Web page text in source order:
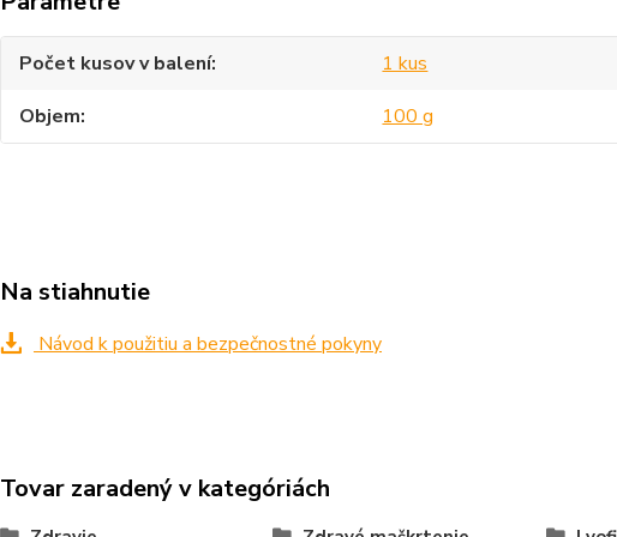
Počet kusov v balení
1 kus
Objem
100 g
Na stiahnutie
Návod k použitiu a bezpečnostné pokyny
Tovar zaradený v kategóriách